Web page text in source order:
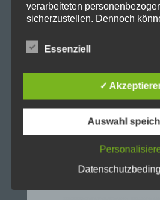
Stadtgymnasium Dortmund
Adresse: Heiliger Weg 25,
Fax: 0231-50 10 769
verarbeiteten
sicherzustellen. Dennoch
Sicherheitslücken aufweisen,
Schutz nicht gewährleistet
alternativen Wegen,
uns zu übermitteln.
Die Datenschutzerklärung
Begrifflichkeiten, die durch den
Richtlinien- und
der Datenschutz-
Essenziell
✓
Auswahl